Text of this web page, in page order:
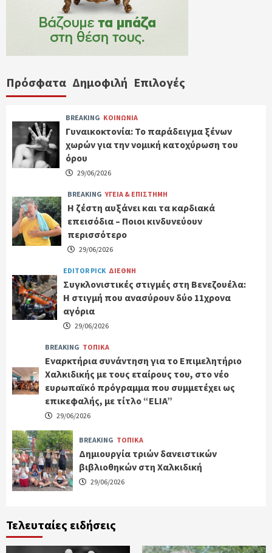
Πρόσφατα Δημοφιλή Επιλογές
BREAKING ΚΟΙΝΩΝΙΑ
Γυναικοκτονία: Το παράδειγμα ξένων
χωρών για την νομική κατοχύρωση του
όρου
29/06/2026
BREAKING ΥΓΕΙΑ & ΕΠΙΣΤΗΜΗ
Η ζέστη αυξάνει και τα καρδιακά
επεισόδια – Ποιοι κινδυνεύουν
περισσότερο
29/06/2026
EDITOR PICK ΔΙΕΘΝΗ
Συγκλονιστικές στιγμές στη Βενεζουέλα:
Η στιγμή που ανασύρουν δύο 11χρονα
αγόρια
29/06/2026
BREAKING ΤΟΠΙΚΑ
Εναρκτήρια συνάντηση για το Επιμελητήριο
Χαλκιδικής με τους εταίρους του, στο νέο
ευρωπαϊκό πρόγραμμα που συμμετέχει ως
επικεφαλής, με τίτλο “ELIA”
29/06/2026
BREAKING ΤΟΠΙΚΑ
Δημιουργία τριών δανειστικών
βιβλιοθηκών στη Χαλκιδική
29/06/2026
Τελευταίες ειδήσεις